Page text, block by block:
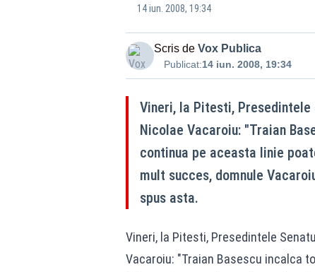
14 iun. 2008, 19:34
Scris de Vox Publica
Publicat:14 iun. 2008, 19:34
Vineri, la Pitesti,
Nicolae Vacaroiu: "Traian
continua pe aceasta linie
mult succes, domnule
spus asta.
Vineri, la Pitesti, Presedintele
Vacaroiu: "Traian Basescu incalca